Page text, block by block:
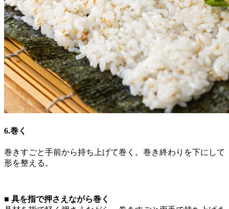
6.巻く
巻きすごと手前から持ち上げて巻く。巻き終わりを下にして
形を整える。
■ 具を指で押さえながら巻く